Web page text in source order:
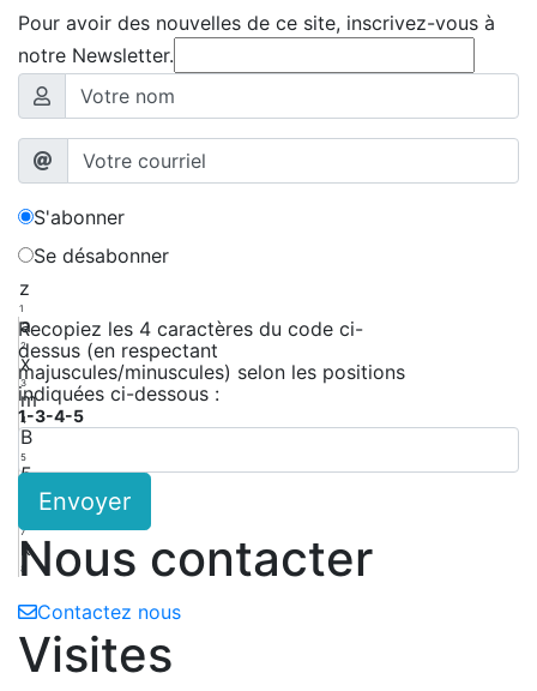
Pour avoir des nouvelles de ce site, inscrivez-vous à
notre Newsletter.
S'abonner
Se désabonner
z
1
a
2
x
3
m
4
B
5
5
7
k
8
Recopiez les 4 caractères du code ci-
dessus (en respectant
majuscules/minuscules) selon les positions
indiquées ci-dessous :
1-3-4-5
Envoyer
Nous contacter
Contactez nous
Visites